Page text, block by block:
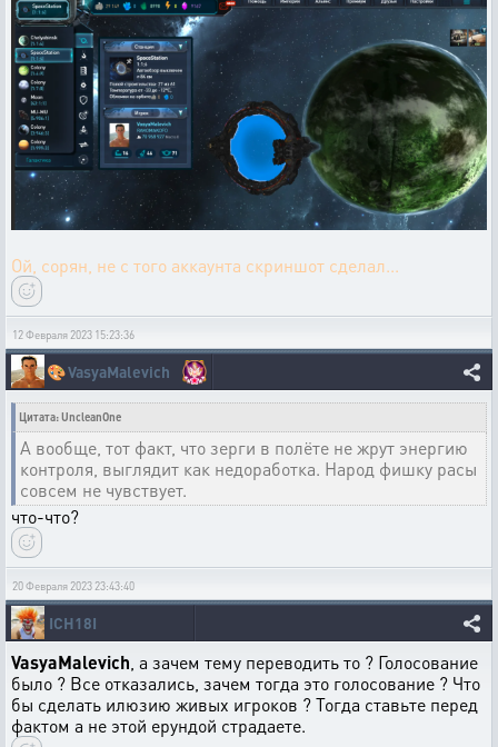
Ой, сорян, не с того аккаунта скриншот сделал...
12 Февраля 2023 15:23:36
🎨VasyaMalevich
Цитата: UncleanOne
А вообще, тот факт, что зерги в полёте не жрут энергию
контроля, выглядит как недоработка. Народ фишку расы
совсем не чувствует.
что-что?
20 Февраля 2023 23:43:40
ICH18I
VasyaMalevich, а зачем тему переводить то ? Голосование
было ? Все отказались, зачем тогда это голосование ? Что
бы сделать илюзию живых игроков ? Тогда ставьте перед
фактом а не этой ерундой страдаете.